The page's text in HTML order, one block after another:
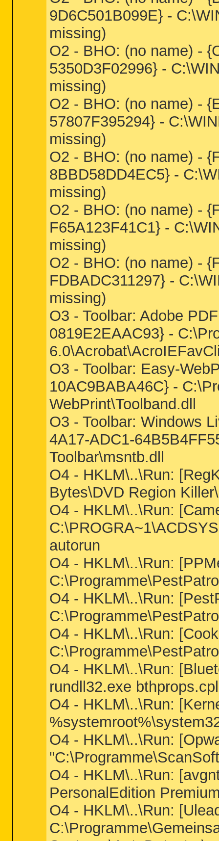
9D6C501B099E} -
missing)
O2 - BHO: (no name) -
5350D3F02996} -
missing)
O2 - BHO: (no name) -
57807F395294} -
missing)
O2 - BHO: (no name) -
8BBD58DD4EC5} -
missing)
O2 - BHO: (no name) -
F65A123F41C1} -
missing)
O2 - BHO: (no name) -
FDBADC311297} -
missing)
O3 - Toolbar: Adobe
0819E2EAAC93} -
O3 - Toolbar: Easy-
10AC9BABA46C} -
WebPrint\Toolband.dll
O3 - Toolbar: Windows
4A17-ADC1-
Toolbar\msntb.dll
O4 - HKLM\..\Run:
Bytes\DVD Region
O4 - HKLM\..\Run:
autorun
O4 - HKLM\..\Run:
O4 - HKLM\..\Run:
O4 - HKLM\..\Run:
O4 - HKLM\..\Run:
rundll32.exe
O4 - HKLM\..\Run:
O4 - HKLM\..\Run:
O4 - HKLM\..\Run:
PersonalEdition
O4 - HKLM\..\Run: